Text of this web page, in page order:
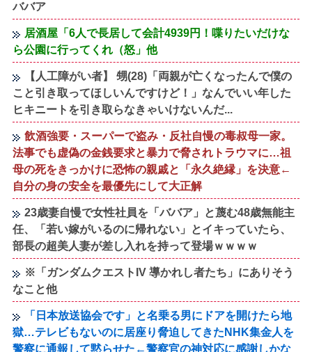
ババア
居酒屋「6人で長居して会計4939円！喋りたいだけな
ら公園に行ってくれ（怒」他
【人工障がい者】 甥(28)「両親が亡くなったんで僕の
こと引き取ってほしいんですけど！」なんでいい年した
ヒキニートを引き取らなきゃいけないんだ...
飲酒強要・スーパーで盗み・反社自慢の毒叔母一家。
法事でも虚偽の金銭要求と暴力で脅されトラウマに…祖
母の死をきっかけに恐怖の親戚と「永久絶縁」を決意←
自分の身の安全を最優先にして大正解
23歳妻自慢で女性社員を「ババア」と蔑む48歳無能主
任、「若い嫁がいるのに帰れない」とイキっていたら、
部長の超美人妻が差し入れを持って登場ｗｗｗｗ
※「ガンダムクエストIV 導かれし者たち」にありそう
なこと他
「日本放送協会です」と名乗る男にドアを開けたら地
獄…テレビもないのに居座り脅迫してきたNHK集金人を
警察に通報して黙らせた←警察官の神対応に感謝しかな